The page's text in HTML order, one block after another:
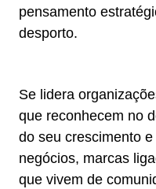
pensamento
desporto.
Se lidera
que reconhecem no
do seu crescimento
negócios, marcas
que vivem de